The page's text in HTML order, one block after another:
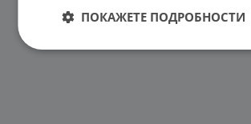
ПОКАЖЕТЕ ПОДРОБНОСТИ